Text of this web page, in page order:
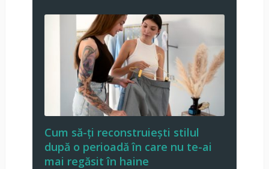
Cum să-ți reconstruiești stilul
după o perioadă în care nu te-ai
mai regăsit în haine